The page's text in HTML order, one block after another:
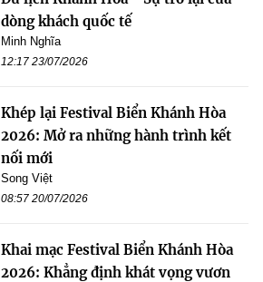
dòng khách quốc tế
Minh Nghĩa
12:17 23/07/2026
Khép lại Festival Biển Khánh Hòa
2026: Mở ra những hành trình kết
nối mới
Song Việt
08:57 20/07/2026
Khai mạc Festival Biển Khánh Hòa
2026: Khẳng định khát vọng vươn